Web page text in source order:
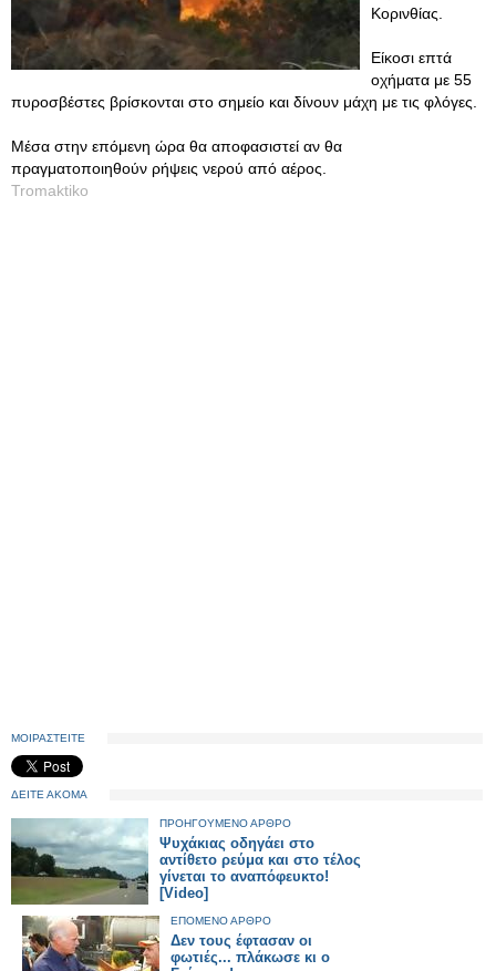
Κορινθίας.
Είκοσι επτά
οχήματα με 55
πυροσβέστες βρίσκονται στο σημείο και δίνουν μάχη με τις φλόγες.
Μέσα στην επόμενη ώρα θα αποφασιστεί αν θα
πραγματοποιηθούν ρήψεις νερού από αέρος.
Tromaktiko
ΜΟΙΡΑΣΤΕΙΤΕ
ΔΕΙΤΕ ΑΚΟΜΑ
ΠΡΟΗΓΟΥΜΕΝΟ ΑΡΘΡΟ
Ψυχάκιας οδηγάει στο
αντίθετο ρεύμα και στο τέλος
γίνεται το αναπόφευκτο!
[Video]
ΕΠΟΜΕΝΟ ΑΡΘΡΟ
Δεν τους έφτασαν οι
φωτιές... πλάκωσε κι ο